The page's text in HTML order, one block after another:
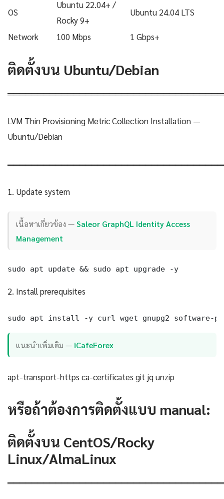
OS
Ubuntu 22.04+ /
Rocky 9+
Ubuntu 24.04 LTS
Network 100 Mbps 1 Gbps+
ติดตั้งบน Ubuntu/Debian
LVM Thin Provisioning Metric Collection Installation —
Ubuntu/Debian
1. Update system
เนื้อหาเกี่ยวข้อง —Saleor GraphQL Identity Access
Management
sudo apt update && sudo apt upgrade -y
2. Install prerequisites
sudo apt install -y curl wget gnupg2 software-
แนะนำเพิ่มเติม — iCafeForex
apt-transport-https ca-certificates git jq unzip
หรือถ้าต้องการติดตั้งแบบ manual:
ติดตั้งบน CentOS/Rocky
Linux/AlmaLinux